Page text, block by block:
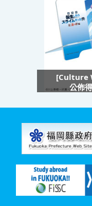
[Culture
公佈